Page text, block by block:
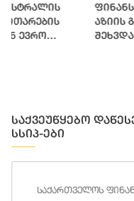
ფინანსთა მინისტრი
აზიის განვითარების
შეხვდა
საქვეუწყებო
სსიპ-ები
საქართველოს